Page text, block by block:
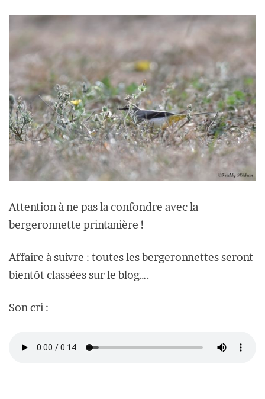
Attention à ne pas la confondre avec la
bergeronnette printanière !
Affaire à suivre : toutes les bergeronnettes seront
bientôt classées sur le blog….
Son cri :